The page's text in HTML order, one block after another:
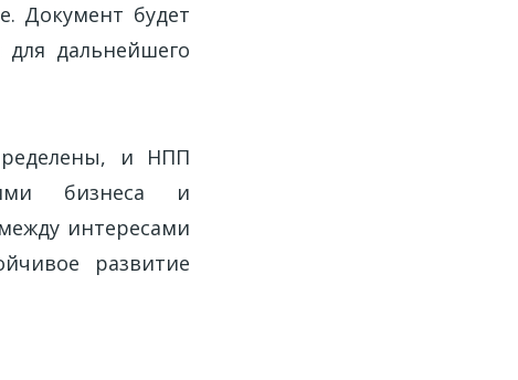
Документ будет
дальнейшего
и НПП
бизнеса и
интересами
развитие